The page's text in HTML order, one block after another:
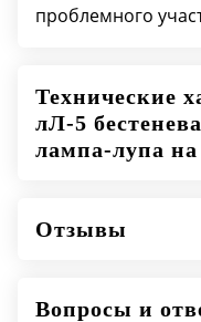
проблемного
Технические
лЛ-5
лампа-лупа
Отзывы
Вопросы и